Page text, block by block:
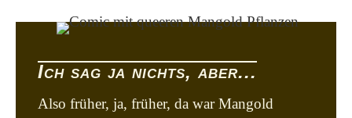
Ich sag ja nichts, aber...
Also früher, ja, früher, da war Mangold